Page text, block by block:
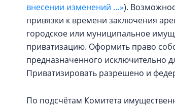
внесении изменений …»).
привязки к времени заключения
городское или муниципальное
приватизацию. Оформить право
предназначенного исключительно
Приватизировать разрешено и
По подсчётам Комитета